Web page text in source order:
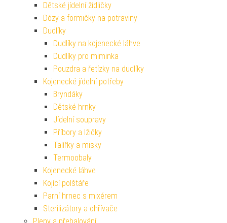
Dětské jídelní židličky
Dózy a formičky na potraviny
Dudlíky
Dudlíky na kojenecké láhve
Dudlíky pro miminka
Pouzdra a řetízky na dudlíky
Kojenecké jídelní potřeby
Bryndáky
Dětské hrnky
Jídelní soupravy
Příbory a lžičky
Talířky a misky
Termoobaly
Kojenecké láhve
Kojící polštáře
Parní hrnec s mixérem
Sterilizátory a ohřívače